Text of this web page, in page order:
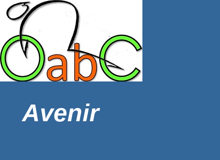
Avenir